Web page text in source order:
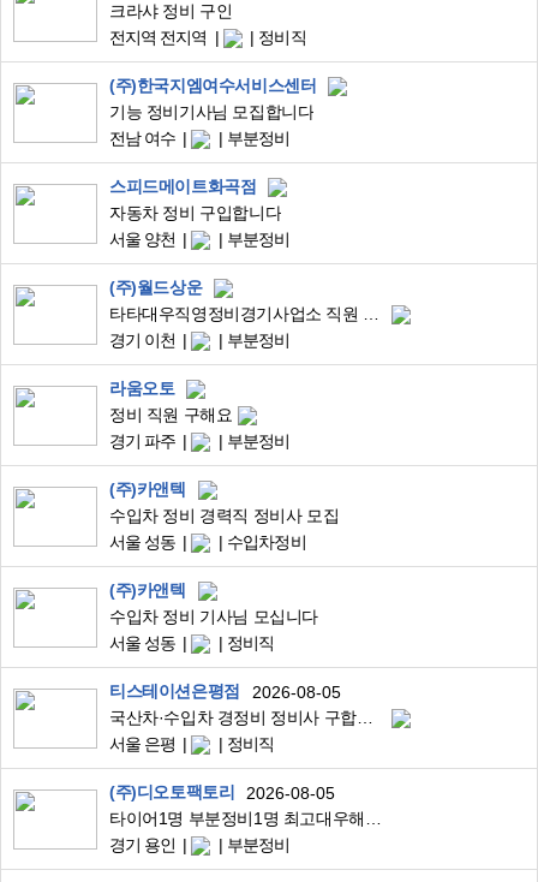
크라샤 정비 구인
전지역 전지역
정비직
(주)한국지엠여수서비스센터
기능 정비기사님 모집합니다
전남 여수
부분정비
스피드메이트화곡점
자동차 정비 구입합니다
서울 양천
부분정비
(주)월드상운
경기 이천
부분정비
라움오토
정비 직원 구해요
경기 파주
부분정비
(주)카앤텍
수입차 정비 경력직 정비사 모집
서울 성동
수입차정비
(주)카앤텍
수입차 정비 기사님 모십니다
서울 성동
정비직
티스테이션은평점
2026-08-05
국산차·수입차 경정비 정비사 구합니다.
서울 은평
정비직
(주)디오토팩토리
2026-08-05
경기 용인
부분정비